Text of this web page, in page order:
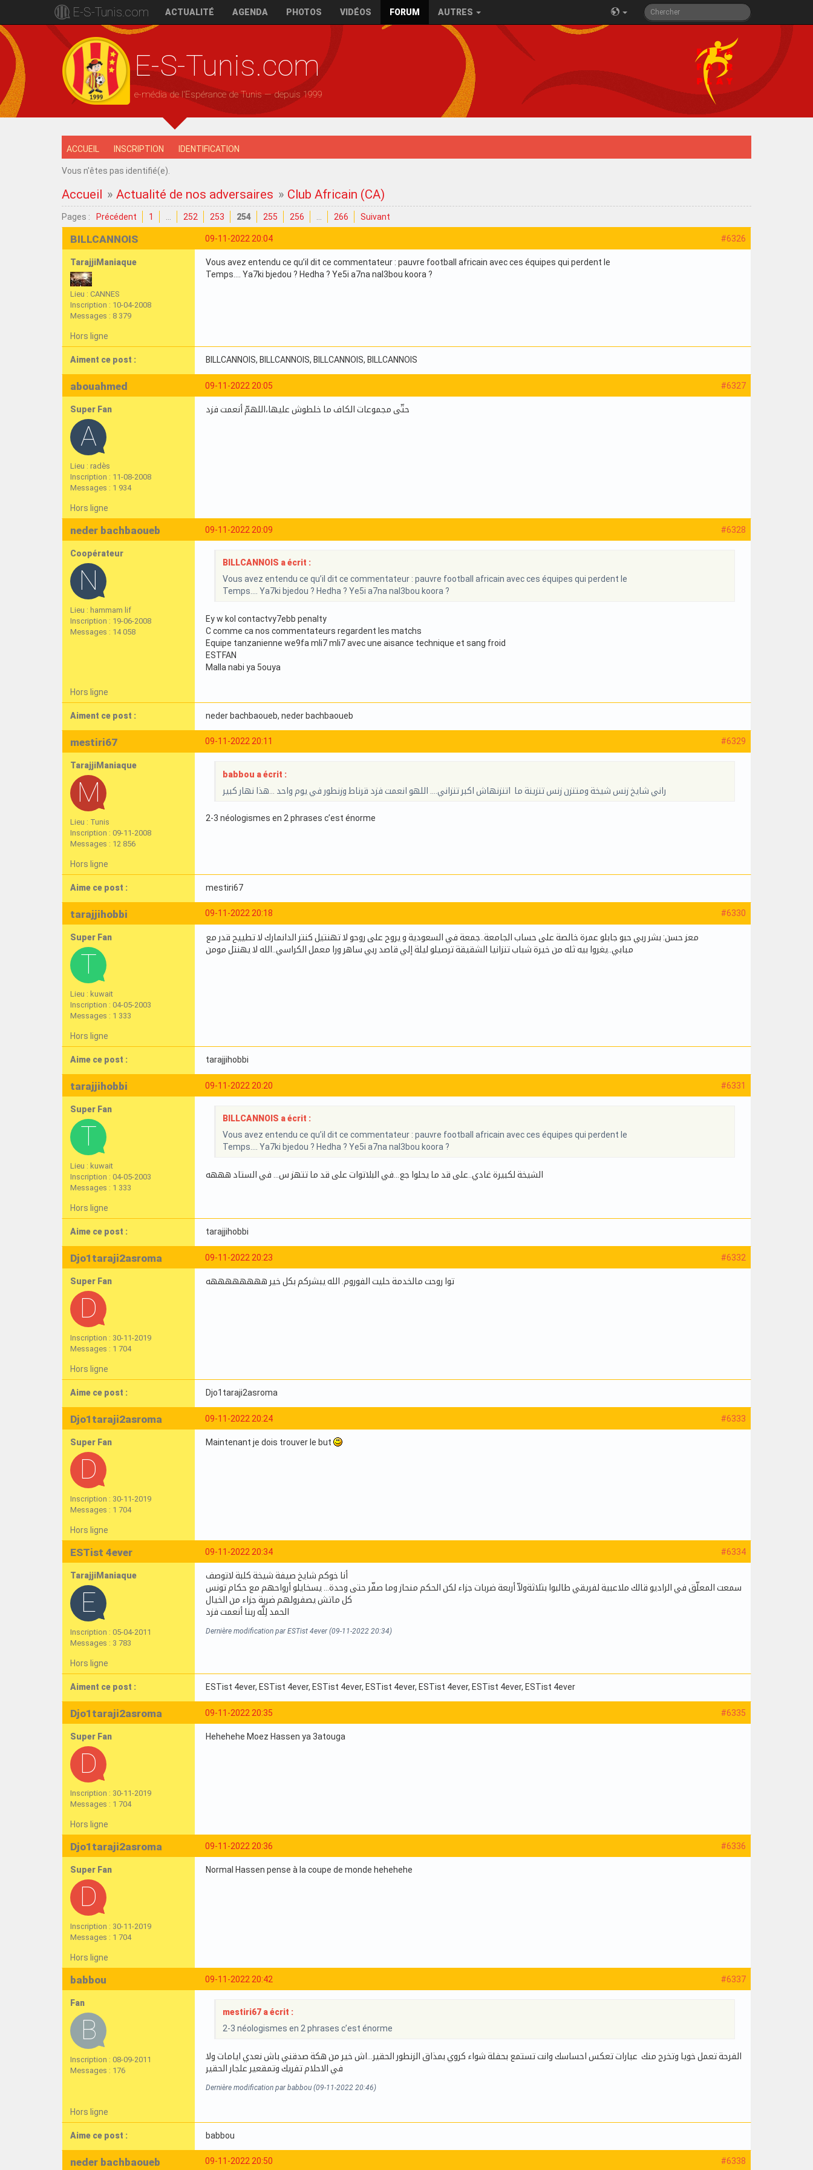
E-S-Tunis.com ACTUALITÉ AGENDA PHOTOS VIDÉOS FORUM AUTRES
E-S-Tunis.com
e-média de l'Espérance de Tunis — depuis 1999
ACCUEIL INSCRIPTION IDENTIFICATION
Vous n'êtes pas identifié(e).
Accueil »Actualité de nos adversaires » Club Africain (CA)
Pages : Précédent 1 252 253 254 255 256 266 Suivant
#6326
09-11-2022 20:04
BILLCANNOIS
TarajjiManiaque
Lieu : CANNES
Inscription : 10-04-2008
Messages : 8 379
Vous avez entendu ce qu’il dit ce commentateur : pauvre football africain avec ces équipes qui perdent le
Temps…. Ya7ki bjedou ? Hedha ? Ye5i a7na nal3bou koora ?
Hors ligne
Aiment ce post : BILLCANNOIS, BILLCANNOIS, BILLCANNOIS, BILLCANNOIS
#6327
09-11-2022 20:05
abouahmed
Super Fan
Lieu : radès
Inscription : 11-08-2008
Messages : 1 934
حتّى مجموعات الكاف ما خلطوش عليها،اللهمّ أنعمت فزد
Hors ligne
#6328
09-11-2022 20:09
neder bachbaoueb
Coopérateur
Lieu : hammam lif
Inscription : 19-06-2008
Messages : 14 058
BILLCANNOIS a écrit :
Vous avez entendu ce qu’il dit ce commentateur : pauvre football africain avec ces équipes qui perdent le
Temps…. Ya7ki bjedou ? Hedha ? Ye5i a7na nal3bou koora ?
Ey w kol contactvy7ebb penalty
C comme ca nos commentateurs regardent les matchs
Equipe tanzanienne we9fa mli7 mli7 avec une aisance technique et sang froid
ESTFAN
Malla nabi ya 5ouya
Hors ligne
Aiment ce post : neder bachbaoueb, neder bachbaoueb
#6329
09-11-2022 20:11
mestiri67
TarajjiManiaque
Lieu : Tunis
Inscription : 09-11-2008
Messages : 12 856
babbou a écrit :
راني شايخ زنس شيخة ومتنزن زنس تنزينة ما اتنزنهاش اكبر تنزاني.... اللهو انعمت فزد قرناط وزنطور في يوم واحد ...هذا نهار كبير
2-3 néologismes en 2 phrases c’est énorme
Hors ligne
Aime ce post : mestiri67
#6330
09-11-2022 20:18
tarajjihobbi
Super Fan
Lieu : kuwait
Inscription : 04-05-2003
Messages : 1 333
معز حسن: بشر ربي حبو جابلو عمرة خالصة على حساب الجامعة..جمعة في السعودية و يروح على روحو لا تهنتيل كنتر الدانمارك لا تطييح قدر مع
مبابي..يغروا بيه ثله من خيرة شباب تنزانيا الشقيقة ترصيلو ليلة إلي قاصد ربي ساهر ورا معمل الكراسي..الله لا يهنتل مومن
Hors ligne
Aime ce post : tarajjihobbi
#6331
09-11-2022 20:20
tarajjihobbi
Super Fan
Lieu : kuwait
Inscription : 04-05-2003
Messages : 1 333
BILLCANNOIS a écrit :
Vous avez entendu ce qu’il dit ce commentateur : pauvre football africain avec ces équipes qui perdent le
Temps…. Ya7ki bjedou ? Hedha ? Ye5i a7na nal3bou koora ?
الشيخة لكبيرة غادي..على قد ما يحلوا جع...في البلاتوات على قد ما تتهز س... في الستاد هههه
Hors ligne
Aime ce post : tarajjihobbi
#6332
09-11-2022 20:23
Djo1taraji2asroma
Super Fan
Inscription : 30-11-2019
Messages : 1 704
توا روحت مالخدمة حليت الفوروم. الله يبشركم بكل خير ههههههههه
Hors ligne
Aime ce post : Djo1taraji2asroma
#6333
09-11-2022 20:24
Djo1taraji2asroma
Super Fan
Inscription : 30-11-2019
Messages : 1 704
Maintenant je dois trouver le but
Hors ligne
#6334
09-11-2022 20:34
ESTist 4ever
TarajjiManiaque
Inscription : 05-04-2011
Messages : 3 783
أنا خوكم شايخ صيفة شيخة كلبة لاتوصف
سمعت المعلّق في الراديو قالك ملاعبية لفريقي طالبوا بثلاثةولاّ أربعة ضربات جزاء لكن الحكم منحاز وما صفّر حتى وحدة… يسخايلو أرواحهم مع حكام تونس
كل ماتش يصفرولهم ضربة جزاء من الخيال
الحمد لِلَّه ربنا أنعمت فزد
Dernière modification par ESTist 4ever (09-11-2022 20:34)
Hors ligne
Aiment ce post : ESTist 4ever, ESTist 4ever, ESTist 4ever, ESTist 4ever, ESTist 4ever, ESTist 4ever, ESTist 4ever
#6335
09-11-2022 20:35
Djo1taraji2asroma
Super Fan
Inscription : 30-11-2019
Messages : 1 704
Hehehehe Moez Hassen ya 3atouga
Hors ligne
#6336
09-11-2022 20:36
Djo1taraji2asroma
Super Fan
Inscription : 30-11-2019
Messages : 1 704
Normal Hassen pense à la coupe de monde hehehehe
Hors ligne
#6337
09-11-2022 20:42
babbou
Fan
Inscription : 08-09-2011
Messages : 176
mestiri67 a écrit :
2-3 néologismes en 2 phrases c’est énorme
الفرحة تعمل خويا وتخرج منك عبارات تعكس احساسك وانت تستمع بحفلة شواء كروي بمذاق الزنطور الحقير...اش خير من هكة صدقني باش نعدي ايامات ولا
في الاحلام تفريك وتمقعير علجار الحقير
Dernière modification par babbou (09-11-2022 20:46)
Hors ligne
Aime ce post : babbou
#6338
09-11-2022 20:50
neder bachbaoueb